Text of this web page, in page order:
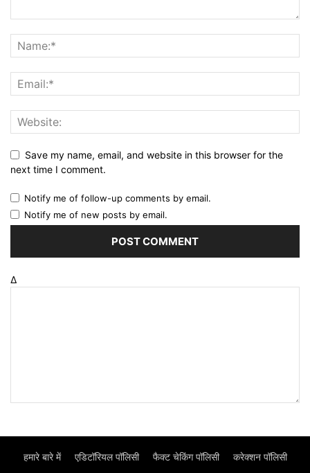
Save my name, email, and website in this browser for the
next time I comment.
Notify me of follow-up comments by email.
Notify me of new posts by email.
Δ
हमारे बारे में एडिटॉरियल पॉलिसी फैक्ट चेकिंग पॉलिसी करेक्शन पॉलिसी